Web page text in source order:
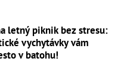
letný piknik bez stresu:
vychytávky vám
v batohu!